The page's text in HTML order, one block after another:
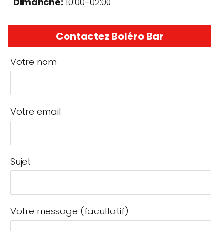
Contactez Boléro Bar
Votre nom
Votre email
Sujet
Votre message (facultatif)